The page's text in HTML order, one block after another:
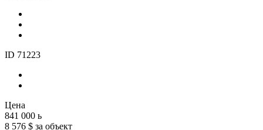
ID 71223
Цена
841 000 ь
8 576 $ за объект